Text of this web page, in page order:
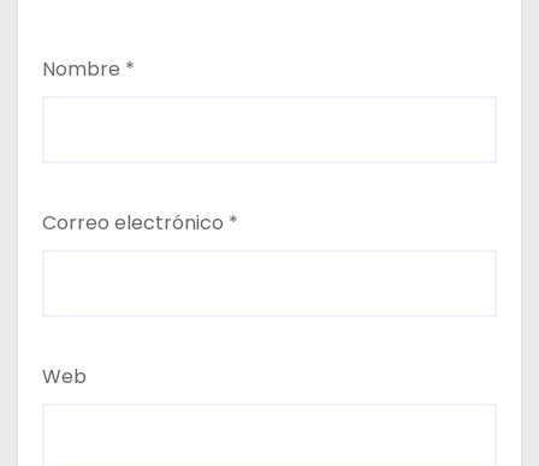
Nombre *
Correo electrónico *
Web